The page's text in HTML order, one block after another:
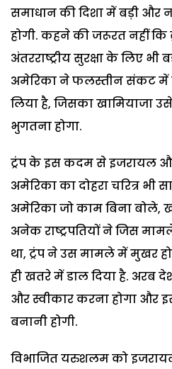
समाधान की दिशा में बड़ी और
होगी. कहने की जरूरत नहीं
अंतरराष्ट्रीय सुरक्षा के लिए भी
अमेरिका ने फलस्तीन संकट में
लिया है, जिसका खामियाजा उसे
भुगतना होगा.
ट्रंप के इस कदम से इजरायल
अमेरिका का दोहरा चरित्र
अमेरिका जो काम बिना बोले,
अनेक राष्ट्रपतियों ने जिस
था, ट्रंप ने उस मामले में मुखर
ही खतरे में डाल दिया है. अरब
और स्वीकार करना होगा और
बनानी होगी.
विभाजित यरुशलम को